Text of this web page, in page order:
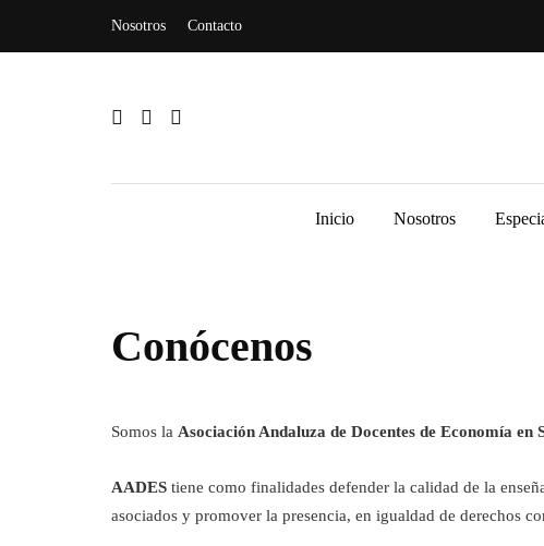
Nosotros Contacto
Inicio Nosotros
Conócenos
Somos la Asociación Andaluza de Docentes de Economía en
AADES tiene como finalidades defender la calidad de la
asociados y promover la presencia, en igualdad de derechos